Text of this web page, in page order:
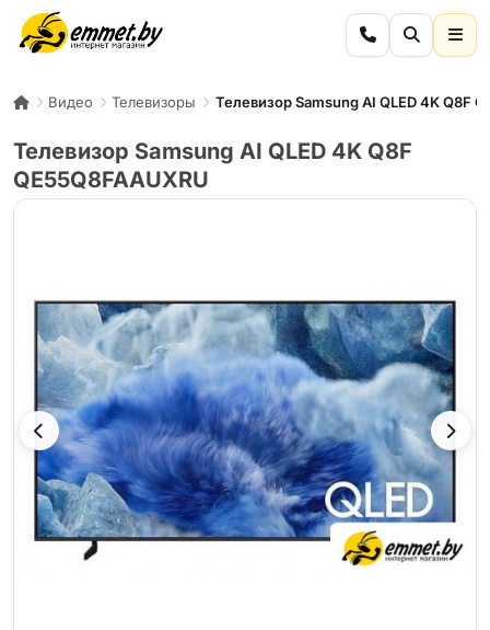
Видео Телевизоры Телевизор Samsung AI QLED 4K Q8F
Телевизор Samsung AI QLED 4K Q8F
QE55Q8FAAUXRU